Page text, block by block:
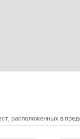
расположенных в